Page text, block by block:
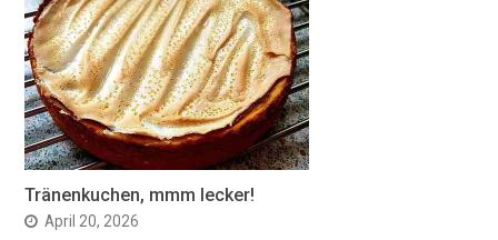
Tränenkuchen, mmm lecker!
April 20, 2026